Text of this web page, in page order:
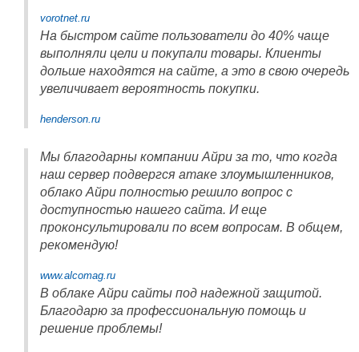
vorotnet.ru
На быстром сайте пользователи до 40% чаще
выполняли цели и покупали товары. Клиенты
дольше находятся на сайте, а это в свою очередь
увеличивает вероятность покупки.
henderson.ru
Мы благодарны компании Айри за то, что когда
наш сервер подвергся атаке злоумышленников,
облако Айри полностью решило вопрос с
доступностью нашего сайта. И еще
проконсультировали по всем вопросам. В общем,
рекомендую!
www.alcomag.ru
В облаке Айри сайты под надежной защитой.
Благодарю за профессиональную помощь и
решение проблемы!